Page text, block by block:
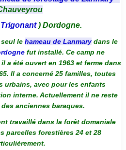
) Dordogne.
le hameau de Lanmarydans le
fut installé. Ce camp ne
a été ouvert en 1963 et ferme dans
Il a concerné 25 familles, toutes
urbains, avec pour les enfants
interne. Actuellement il ne reste
anciennes baraques.
travaillé dans la forêt domaniale
parcelles forestières 24 et 28